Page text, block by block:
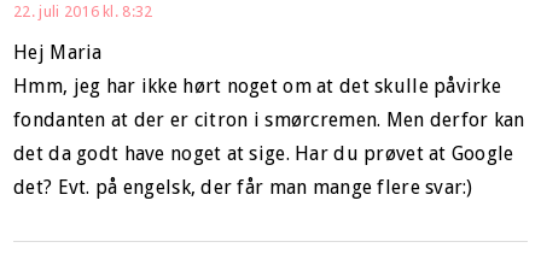
22. juli 2016 kl. 8:32
Hej Maria
Hmm, jeg har ikke hørt noget om at det skulle påvirke
fondanten at der er citron i smørcremen. Men derfor kan
det da godt have noget at sige. Har du prøvet at Google
det? Evt. på engelsk, der får man mange flere svar:)